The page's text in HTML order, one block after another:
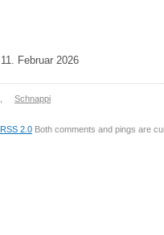
11. Februar 2026
Schnappi
RSS 2.0 Both comments and pings are